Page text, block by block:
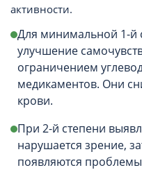
активности.
Для минимальной 1-й
улучшение
ограничением
медикаментов. Они
крови.
При 2-й степени
нарушается зрение,
появляются